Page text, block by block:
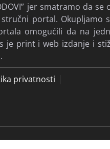
jer smatramo da se
portal. Okupljamo
omogućili da na
je print i web izdanje i
privatnosti